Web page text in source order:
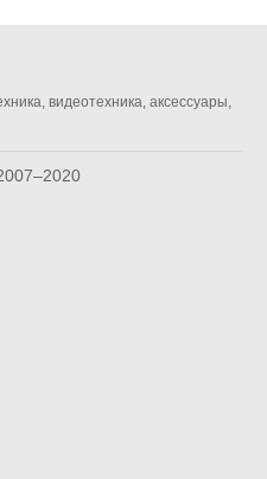
видеотехника, аксессуары,